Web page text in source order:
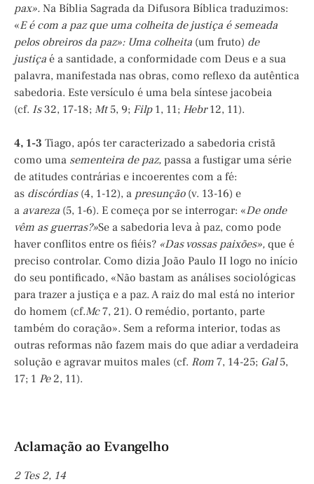
pax». Na Bíblia Sagrada da Difusora Bíblica traduzimos:
«E é com a paz que uma colheita de justiça é semeada
pelos obreiros da paz»: Uma colheita (um fruto) de
justiça é a santidade, a conformidade com Deus e a sua
palavra, manifestada nas obras, como reflexo da autêntica
sabedoria. Este versículo é uma bela síntese jacobeia
(cf. Is32, 17-18; Mt5, 9; Filp1, 11; Hebr12, 11).
4, 1-3 Tiago, após ter caracterizado a sabedoria cristã
como uma sementeira de paz, passa a fustigar uma série
de atitudes contrárias e incoerentes com a fé:
as discórdias(4, 1-12), a presunção(v. 13-16) e
a avareza (5, 1-6). E começa por se interrogar: «De onde
vêm as guerras?»Se a sabedoria leva à paz, como pode
haver conflitos entre os fiéis? «Das vossas paixões», que é
preciso controlar. Como dizia João Paulo II logo no início
do seu pontificado, «Não bastam as análises sociológicas
para trazer a justiça e a paz. A raiz do mal está no interior
do homem (cf.Mc7, 21). O remédio, portanto, parte
também do coração». Sem a reforma interior, todas as
outras reformas não fazem mais do que adiar a verdadeira
solução e agravar muitos males (cf. Rom 7, 14-25; Gal5,
17; 1 Pe2, 11).
Aclamação ao Evangelho
2 Tes 2, 14